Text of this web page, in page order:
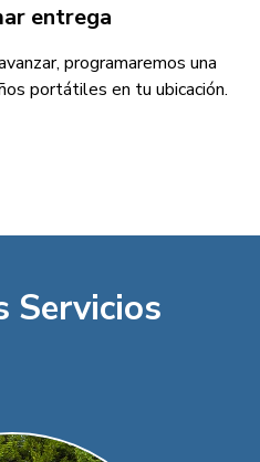
entrega
programaremos una
portátiles en tu ubicación.
Servicios